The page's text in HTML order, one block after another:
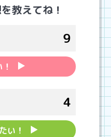
教えてね！
9
い！
4